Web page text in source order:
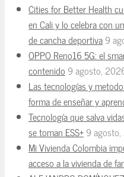
Cities for Better Health
en Cali y lo celebra con
de cancha deportiva9
OPPO Reno16 5G: el
contenido 9 agosto,
Las tecnologías y
forma de enseñar y
Tecnología que salva
se toman ESS+9
Mi Vivienda Colombia
acceso a la vivienda de